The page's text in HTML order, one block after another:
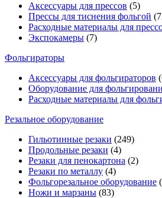
Аксессуары для прессов (5)
Прессы для тиснения фольгой
Расходные материалы для
Экспокамеры (7)
Фольгираторы
Аксессуары для фольгираторов
Оборудование для
Расходные материалы для
Резальное оборудование
Гильотинные резаки (249)
Продольные резаки (4)
Резаки для пенокартона (2)
Резаки по металлу (4)
Фольгорезальное оборудование
Ножи и марзаны (83)